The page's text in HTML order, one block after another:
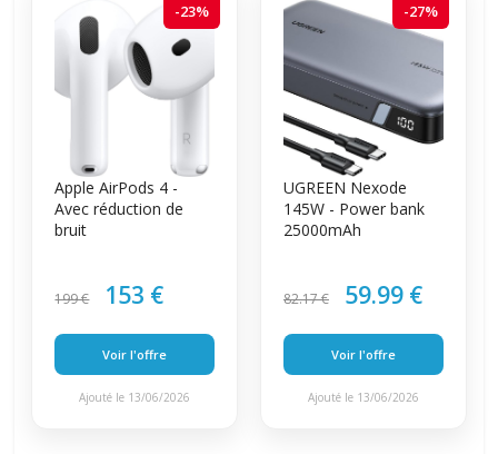
-23%
Apple AirPods 4 -
Avec réduction de
bruit
199 € 153 €
Voir l'offre
Ajouté le 13/06/2026
-27%
UGREEN Nexode
145W - Power bank
25000mAh
82.17 € 59.99 €
Voir l'offre
Ajouté le 13/06/2026